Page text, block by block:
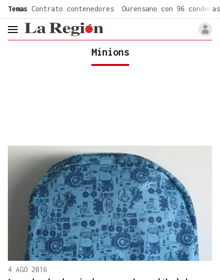
Temas Contrato contenedores Ourensano con 96 condenas
header.menu.open
Minions
4 AGO 2016